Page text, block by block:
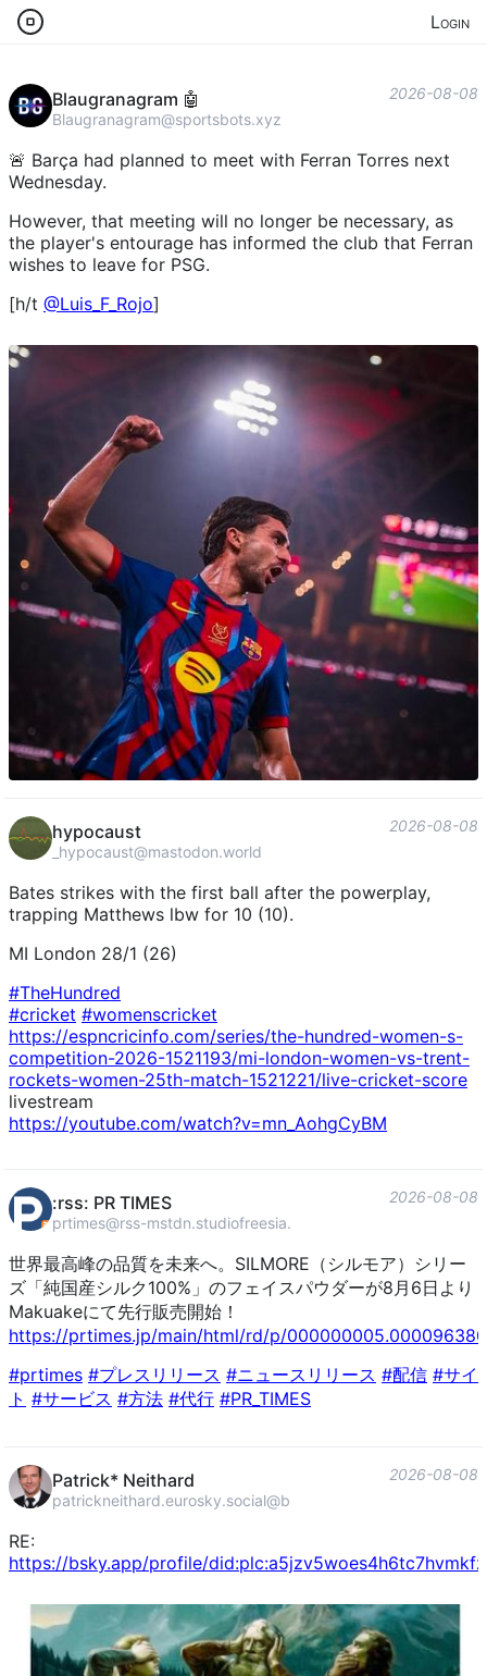
Login
Blaugranagram 🤖
Blaugranagram@sportsbots.xyz
2026-08-08
🚨 Barça had planned to meet with Ferran Torres next
Wednesday.
However, that meeting will no longer be necessary, as
the player's entourage has informed the club that Ferran
wishes to leave for PSG.
[h/t @Luis_F_Rojo]
hypocaust
_hypocaust@mastodon.world
2026-08-08
Bates strikes with the first ball after the powerplay,
trapping Matthews lbw for 10 (10).
MI London 28/1 (26)
#TheHundred
#cricket #womenscricket
https://espncricinfo.com/series/the-hundred-women-s-
competition-2026-1521193/mi-london-women-vs-trent-
rockets-women-25th-match-1521221/live-cricket-score
livestream
https://youtube.com/watch?v=mn_AohgCyBM
:rss: PR TIMES
prtimes@rss-mstdn.studiofreesia.com
2026-08-08
世界最高峰の品質を未来へ。SILMORE（シルモア）シリー
ズ「純国産シルク100%」のフェイスパウダーが8月6日より
Makuakeにて先行販売開始！
https://prtimes.jp/main/html/rd/p/0000
#prtimes #プレスリリース #ニュースリリース #配信 #サイ
ト #サービス #方法 #代行 #PR_TIMES
Patrick* Neithard
patrickneithard.eurosky.social@bsky.brid.gy
2026-08-08
RE:
https://bsky.app/profile/